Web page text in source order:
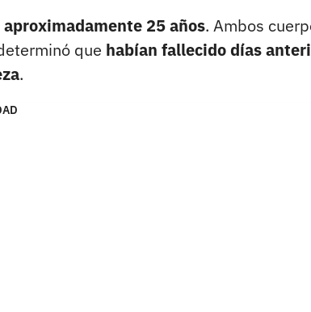
25 años. Ambos
que habían fallecido días
.